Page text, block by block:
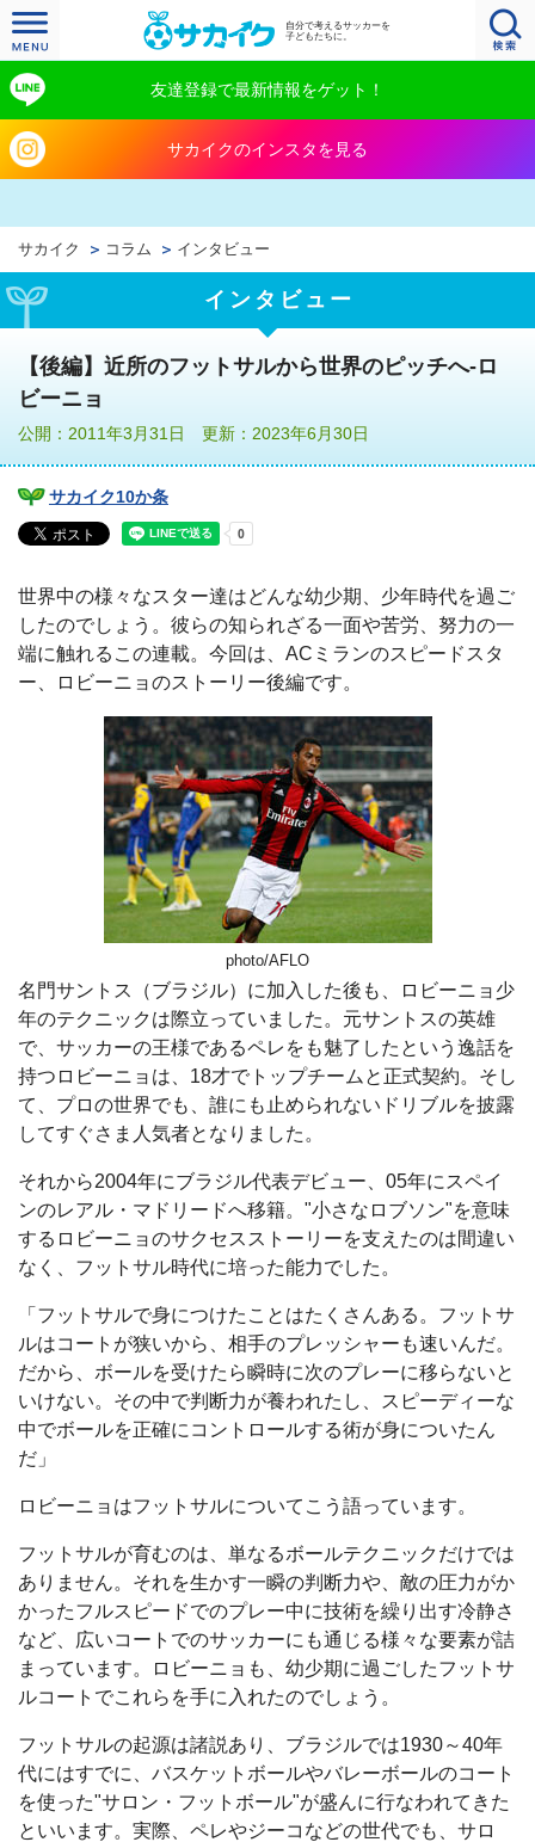
自分で考えるサッカーを
子どもたちに。
友達登録で最新情報をゲット！
サカイクのインスタを見る
サカイク コラム インタビュー
インタビュー
【後編】近所のフットサルから世界のピッチへ‐ロ
ビーニョ
公開：2011年3月31日 更新：2023年6月30日
サカイク10か条
世界中の様々なスター達はどんな幼少期、少年時代を過ご
したのでしょう。彼らの知られざる一面や苦労、努力の一
端に触れるこの連載。今回は、ACミランのスピードスタ
ー、ロビーニョのストーリー後編です。
photo/AFLO
名門サントス（ブラジル）に加入した後も、ロビーニョ少
年のテクニックは際立っていました。元サントスの英雄
で、サッカーの王様であるペレをも魅了したという逸話を
持つロビーニョは、18才でトップチームと正式契約。そし
て、プロの世界でも、誰にも止められないドリブルを披露
してすぐさま人気者となりました。
それから2004年にブラジル代表デビュー、05年にスペイ
ンのレアル・マドリードへ移籍。"小さなロブソン"を意味
するロビーニョのサクセスストーリーを支えたのは間違い
なく、フットサル時代に培った能力でした。
「フットサルで身につけたことはたくさんある。フットサ
ルはコートが狭いから、相手のプレッシャーも速いんだ。
だから、ボールを受けたら瞬時に次のプレーに移らないと
いけない。その中で判断力が養われたし、スピーディーな
中でボールを正確にコントロールする術が身についたん
だ」
ロビーニョはフットサルについてこう語っています。
フットサルが育むのは、単なるボールテクニックだけでは
ありません。それを生かす一瞬の判断力や、敵の圧力がか
かったフルスピードでのプレー中に技術を繰り出す冷静さ
など、広いコートでのサッカーにも通じる様々な要素が詰
まっています。ロビーニョも、幼少期に過ごしたフットサ
ルコートでこれらを手に入れたのでしょう。
フットサルの起源は諸説あり、ブラジルでは1930～40年
代にはすでに、バスケットボールやバレーボールのコート
を使った"サロン・フットボール"が盛んに行なわれてきた
といいます。実際、ペレやジーコなどの世代でも、サロ